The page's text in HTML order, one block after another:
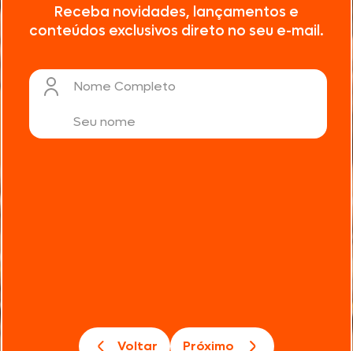
Receba novidades, lançamentos e
conteúdos exclusivos direto no seu e-mail.
Nome Completo
Voltar Próximo